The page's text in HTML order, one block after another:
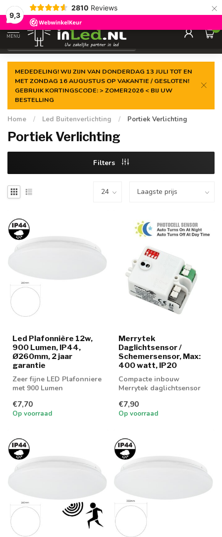
9,3
2810 Reviews ×
Gegarandeerde delaagste prijs
MENU
0
MEDEDELING! WIJ ZIJN VAN DONDERDAG 13 JULI TOT EN
MET ZONDAG 16 AUGUSTUS OP VAKANTIE / GESLOTEN!
GEBRUIK KORTINGSCODE: > ZOMER2026 < BIJ UW
BESTELLING
Home / Led Buitenverlichting / Portiek Verlichting
Portiek Verlichting
Filters
Led Plafonnière 12w,
900 Lumen, IP44,
Ø260mm, 2 jaar
garantie
Zeer fijne LED Plafonniere
met 900 Lumen
€7,70
Op voorraad
Merrytek
Daglichtsensor /
Schemersensor, Max:
400 watt, IP20
Compacte inbouw
Merrytek daglichtsensor
€7,90
Op voorraad